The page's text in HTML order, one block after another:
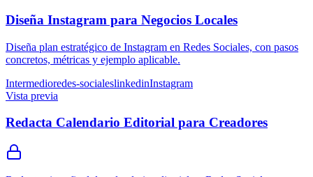
Diseña Instagram para Negocios Locales
Diseña plan estratégico de Instagram en Redes Sociales, con pasos
concretos, métricas y ejemplo aplicable.
Intermedioredes-socialeslinkedinInstagram
Vista previa
Redacta Calendario Editorial para Creadores